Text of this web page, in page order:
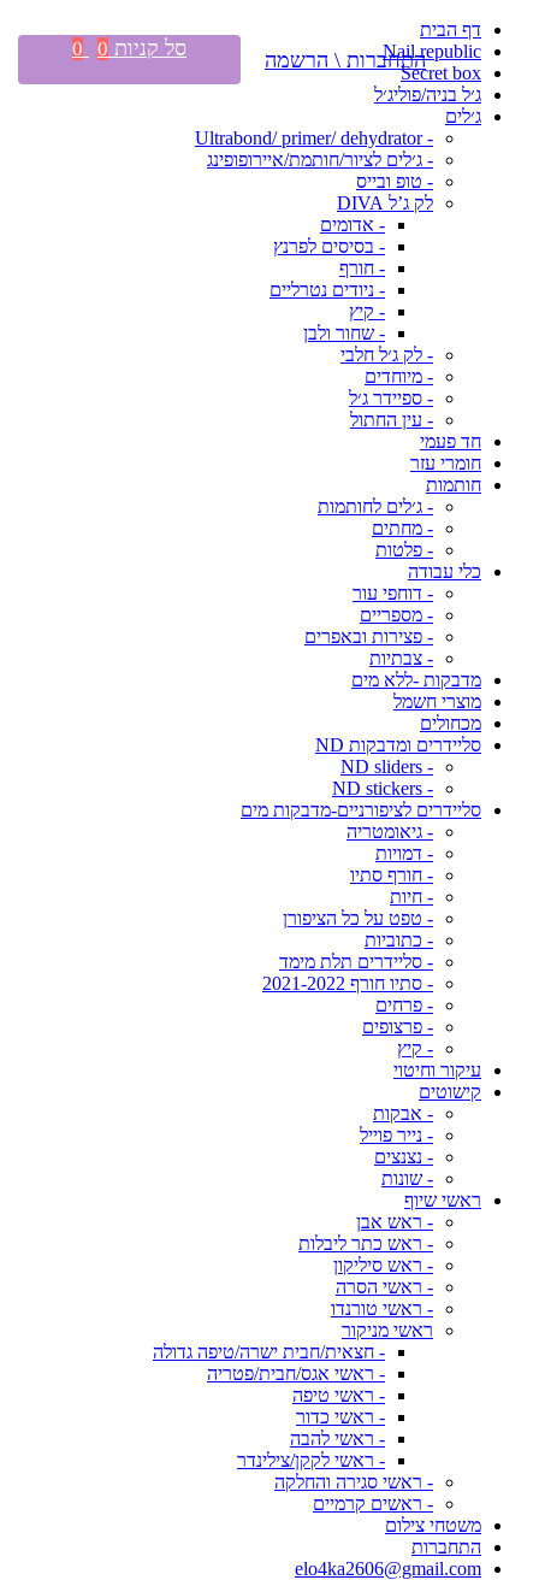
דף הבית
Nail republic
Secret box
ג׳ל בניה/פוליג׳ל
ג׳לים
- Ultrabond/ primer/ dehydrator
- ג׳לים לציור/חותמת/איירופופינג
- טופ ובייס
לק ג’ל DIVA
- אדומים
- בסיסים לפרנץ
- חורף
- ניודים נטרליים
- קיץ
- שחור ולבן
- לק ג׳ל חלבי
- מיוחדים
- ספיידר ג׳ל
- עין החתול
חד פעמי
חומרי עזר
חותמות
- ג׳לים לחותמות
- מחתים
- פלטות
כלי עבודה
- דוחפי עור
- מספריים
- פצירות ובאפרים
- צבתיות
מדבקות -ללא מים
מוצרי חשמל
מכחולים
סליידרים ומדבקות ND
- ND sliders
- ND stickers
סליידרים לציפורניים-מדבקות מים
- גיאומטריה
- דמויות
- חורף סתיו
- חיות
- טפט על כל הציפורן
- כתוביות
- סליידרים תלת מימד
- סתיו חורף 2021-2022
- פרחים
- פרצופים
- קיץ
עיקור וחיטוי
קישוטים
- אבקות
- נייר פוייל
- נצנצים
- שונות
ראשי שיוף
- ראש אבן
- ראש כתר ליבלות
- ראש סיליקון
- ראשי הסרה
- ראשי טורנדו
ראשי מניקור
- חצאית/חבית ישרה/טיפה גדולה
- ראשי אגס/חבית/פטריה
- ראשי טיפה
- ראשי כדור
- ראשי להבה
- ראשי לקקן/צילינדר
- ראשי סגירה והחלקה
- ראשים קרמיים
משטחי צילום
התחברות
elo4ka2606@gmail.com
התחברות \ הרשמה סל קניות 0
0